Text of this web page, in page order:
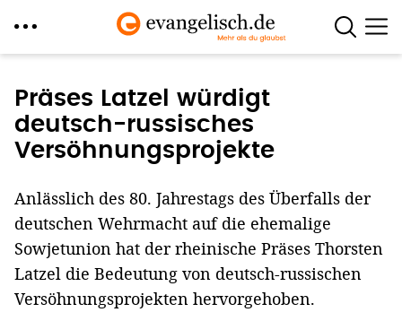
zum
Inhalt
Präses Latzel würdigt
deutsch-russisches
Versöhnungsprojekte
Anlässlich des 80. Jahrestags des Überfalls der
deutschen Wehrmacht auf die ehemalige
Sowjetunion hat der rheinische Präses Thorsten
Latzel die Bedeutung von deutsch-russischen
Versöhnungsprojekten hervorgehoben.